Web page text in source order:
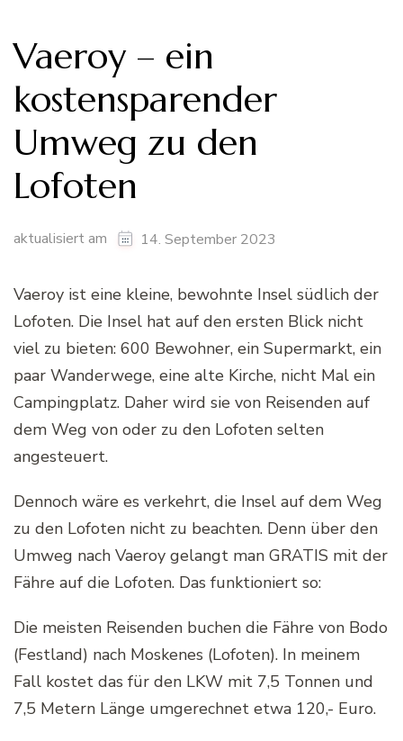
Vaeroy – ein
kostensparender
Umweg zu den
Lofoten
aktualisiert am 14. September 2023
Vaeroy ist eine kleine, bewohnte Insel südlich der
Lofoten. Die Insel hat auf den ersten Blick nicht
viel zu bieten: 600 Bewohner, ein Supermarkt, ein
paar Wanderwege, eine alte Kirche, nicht Mal ein
Campingplatz. Daher wird sie von Reisenden auf
dem Weg von oder zu den Lofoten selten
angesteuert.
Dennoch wäre es verkehrt, die Insel auf dem Weg
zu den Lofoten nicht zu beachten. Denn über den
Umweg nach Vaeroy gelangt man GRATIS mit der
Fähre auf die Lofoten. Das funktioniert so:
Die meisten Reisenden buchen die Fähre von Bodo
(Festland) nach Moskenes (Lofoten). In meinem
Fall kostet das für den LKW mit 7,5 Tonnen und
7,5 Metern Länge umgerechnet etwa 120,- Euro.